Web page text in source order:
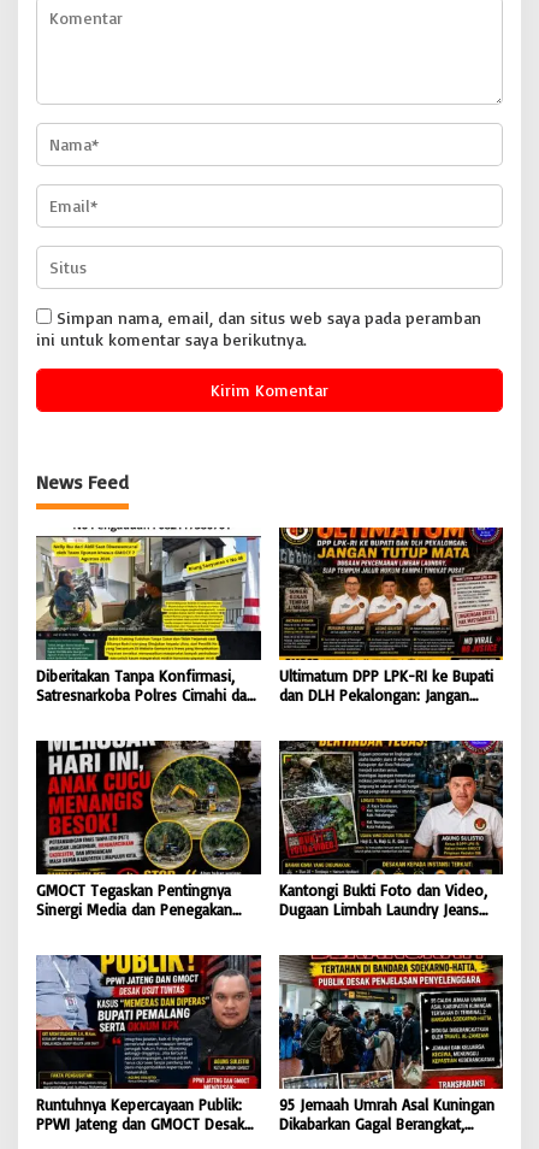
Simpan nama, email, dan situs web saya pada peramban
ini untuk komentar saya berikutnya.
News Feed
Diberitakan Tanpa Konfirmasi,
Satresnarkoba Polres Cimahi dan
Ultimatum DPP LPK-RI ke Bupati
dan DLH Pekalongan: Jangan
Jalur Hukum Sampai Tingkat
Pusat
GMOCT Tegaskan Pentingnya
Sinergi Media dan Penegakan
Kantongi Bukti Foto dan Video,
Dugaan Limbah Laundry Jeans
Hingga Kejaksaan Bertindak
Tegas
Runtuhnya Kepercayaan Publik:
PPWI Jateng dan GMOCT Desak
95 Jemaah Umrah Asal Kuningan
Dikabarkan Gagal Berangkat,